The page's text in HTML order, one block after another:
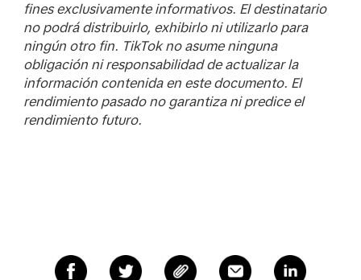
fines exclusivamente informativos. El destinatario
no podrá distribuirlo, exhibirlo ni utilizarlo para
ningún otro fin. TikTok no asume ninguna
obligación ni responsabilidad de actualizar la
información contenida en este documento. El
rendimiento pasado no garantiza ni predice el
rendimiento futuro.